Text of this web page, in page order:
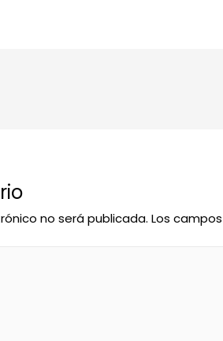
no será publicada. Los